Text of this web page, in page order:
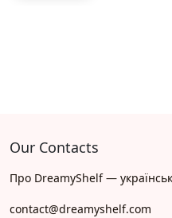
Our Contacts
Про DreamyShelf —
contact@dreamyshelf.com